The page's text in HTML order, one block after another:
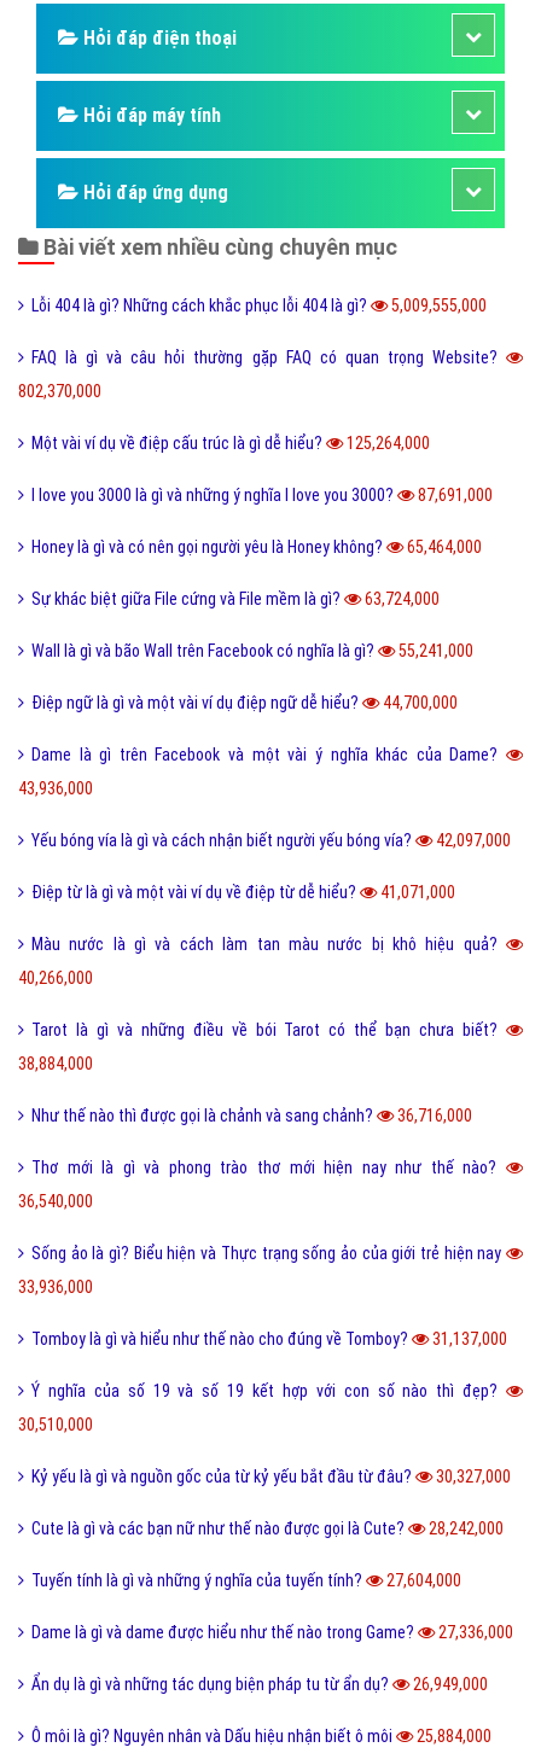
Hỏi đáp điện thoại
Hỏi đáp máy tính
Hỏi đáp ứng dụng
Bài viết xem nhiều cùng chuyên mục
Lỗi 404 là gì? Những cách khắc phục lỗi 404 là gì? 5,009,555,000
FAQ là gì và câu hỏi thường gặp FAQ có quan trọng Website?
802,370,000
Một vài ví dụ về điệp cấu trúc là gì dễ hiểu? 125,264,000
I love you 3000 là gì và những ý nghĩa I love you 3000? 87,691,000
Honey là gì và có nên gọi người yêu là Honey không? 65,464,000
Sự khác biệt giữa File cứng và File mềm là gì? 63,724,000
Wall là gì và bão Wall trên Facebook có nghĩa là gì? 55,241,000
Điệp ngữ là gì và một vài ví dụ điệp ngữ dễ hiểu? 44,700,000
Dame là gì trên Facebook và một vài ý nghĩa khác của Dame?
43,936,000
Yếu bóng vía là gì và cách nhận biết người yếu bóng vía? 42,097,000
Điệp từ là gì và một vài ví dụ về điệp từ dễ hiểu? 41,071,000
Màu nước là gì và cách làm tan màu nước bị khô hiệu quả?
40,266,000
Tarot là gì và những điều về bói Tarot có thể bạn chưa biết?
38,884,000
Như thế nào thì được gọi là chảnh và sang chảnh? 36,716,000
Thơ mới là gì và phong trào thơ mới hiện nay như thế nào?
36,540,000
Sống ảo là gì? Biểu hiện và Thực trạng sống ảo của giới trẻ hiện nay
33,936,000
Tomboy là gì và hiểu như thế nào cho đúng về Tomboy? 31,137,000
Ý nghĩa của số 19 và số 19 kết hợp với con số nào thì đẹp?
30,510,000
Kỷ yếu là gì và nguồn gốc của từ kỷ yếu bắt đầu từ đâu? 30,327,000
Cute là gì và các bạn nữ như thế nào được gọi là Cute? 28,242,000
Tuyến tính là gì và những ý nghĩa của tuyến tính? 27,604,000
Dame là gì và dame được hiểu như thế nào trong Game? 27,336,000
Ẩn dụ là gì và những tác dụng biện pháp tu từ ẩn dụ? 26,949,000
Ô môi là gì? Nguyên nhân và Dấu hiệu nhận biết ô môi 25,884,000